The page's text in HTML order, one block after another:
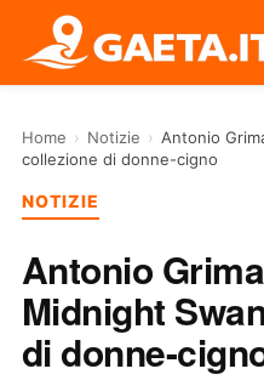
Home › Notizie › Antonio
collezione di donne-cigno
NOTIZIE
Antonio
Midnight
di donne-